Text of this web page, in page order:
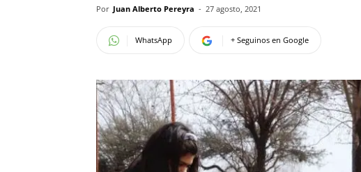
Por Juan Alberto Pereyra - 27 agosto, 2021
WhatsApp + Seguinos en Google